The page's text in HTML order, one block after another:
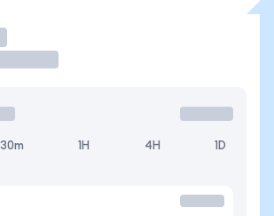
30m 1H 4H 1D